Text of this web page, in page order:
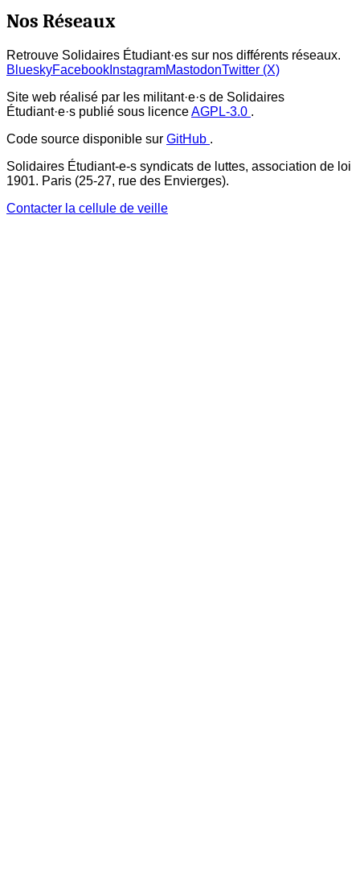
Nos Réseaux
Retrouve Solidaires Étudiant·es sur nos différents réseaux.
BlueskyFacebook InstagramMastodonTwitter (X)
Site web réalisé par les militant·e·s de Solidaires
Étudiant·e·s publié sous licenceAGPL-3.0 .
Code source disponible sur GitHub .
Solidaires Étudiant-e-s syndicats de luttes, association de loi
1901. Paris (25-27, rue des Envierges).
Contacter la cellule de veille